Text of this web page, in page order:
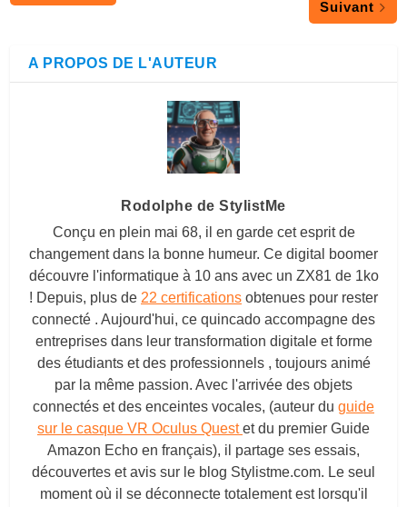
Suivant
A PROPOS DE L'AUTEUR
Rodolphe de StylistMe
Conçu en plein mai 68, il en garde cet esprit de
changement dans la bonne humeur. Ce digital boomer
découvre l'informatique à 10 ans avec un ZX81 de 1ko
! Depuis, plus de 22 certifications obtenues pour rester
connecté . Aujourd'hui, ce quincado accompagne des
entreprises dans leur transformation digitale et forme
des étudiants et des professionnels , toujours animé
par la même passion. Avec l'arrivée des objets
connectés et des enceintes vocales, (auteur du guide
sur le casque VR Oculus Questet du premier Guide
Amazon Echo en français), il partage ses essais,
découvertes et avis sur le blog Stylistme.com. Le seul
moment où il se déconnecte totalement est lorsqu'il